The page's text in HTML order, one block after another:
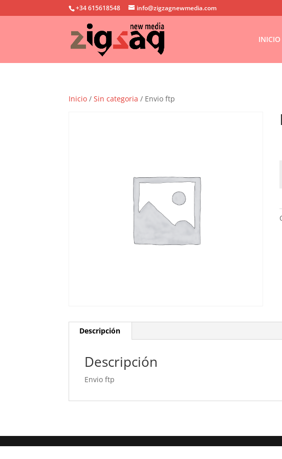
+34 615618548 info@zigzagnewmedia.com
INICIO
Inicio /Sin categoria / Envio ftp
Descripción
Descripción
Envio ftp